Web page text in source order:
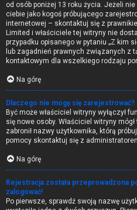
od osób poniżej 13 roku życia. Jeżeli
ciebie jako kogoś próbującego
internetowej – skontaktuj się z
Limited i właściciele tej witryny nie
przypadku opisanego w pytaniu „Z kim
lub zagadnień prawnych związanych z
kontaktowym dla wszelkiego rodzaju
Na górę
Dlaczego nie mogę się zarejestrować?
Być może właściciel witryny wyłączył
się nowe osoby. Właściciel witryny
zabronił nazwy użytkownika, którą
pomocy skontaktuj się z
Na górę
Rejestracja została przeprowadzona
zalogować!
Po pierwsze, sprawdź swoją nazwę